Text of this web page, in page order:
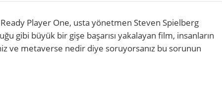
Player One, usta yönetmen Steven Spielberg
gibi büyük bir gişe başarısı yakalayan film, insanların
ve metaverse nedir diye soruyorsanız bu sorunun